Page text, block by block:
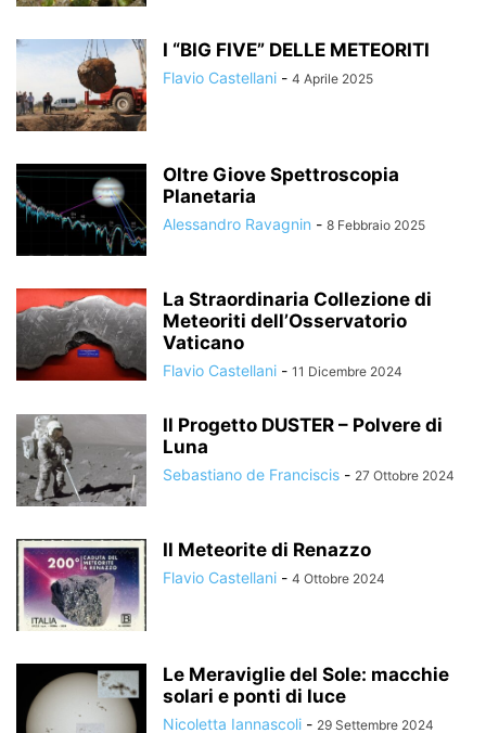
I “BIG FIVE” DELLE METEORITI
Flavio Castellani - 4 Aprile 2025
Oltre Giove Spettroscopia
Planetaria
Alessandro Ravagnin - 8 Febbraio 2025
La Straordinaria Collezione di
Meteoriti dell’Osservatorio
Vaticano
Flavio Castellani - 11 Dicembre 2024
Il Progetto DUSTER – Polvere di
Luna
Sebastiano de Franciscis - 27 Ottobre 2024
Il Meteorite di Renazzo
Flavio Castellani - 4 Ottobre 2024
Le Meraviglie del Sole: macchie
solari e ponti di luce
Nicoletta Iannascoli - 29 Settembre 2024